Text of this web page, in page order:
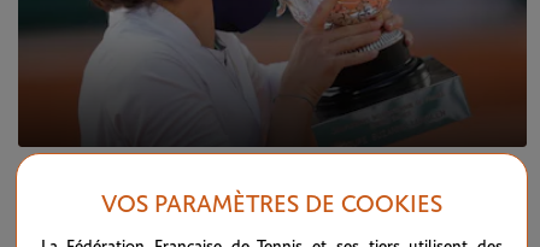
Que retenir du tirage au sort du tableau
VOS PARAMÈTRES DE COOKIES